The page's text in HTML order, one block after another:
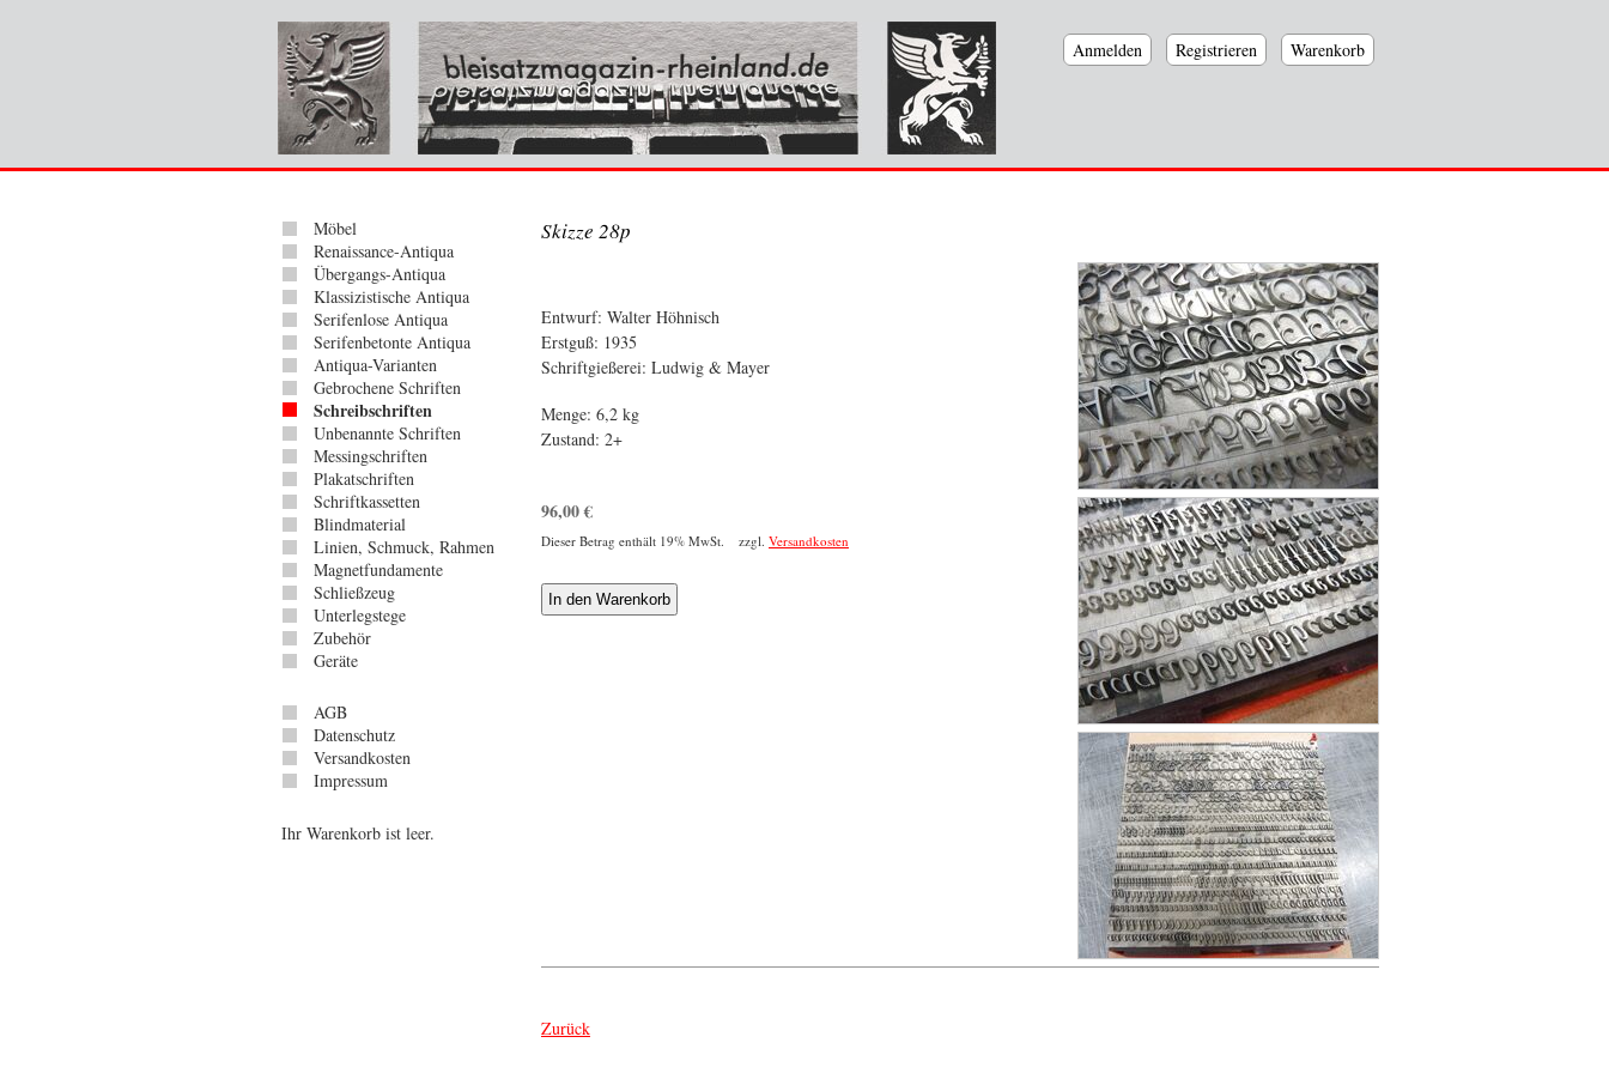
Anmelden Registrieren Warenkorb
Möbel
Renaissance-Antiqua
Übergangs-Antiqua
Klassizistische Antiqua
Serifenlose Antiqua
Serifenbetonte Antiqua
Antiqua-Varianten
Gebrochene Schriften
Schreibschriften
Unbenannte Schriften
Messingschriften
Plakatschriften
Schriftkassetten
Blindmaterial
Linien, Schmuck, Rahmen
Magnetfundamente
Schließzeug
Unterlegstege
Zubehör
Geräte
AGB
Datenschutz
Versandkosten
Impressum
Ihr Warenkorb ist leer.
Skizze 28p
Entwurf: Walter Höhnisch
Erstguß: 1935
Schriftgießerei: Ludwig & Mayer
Menge: 6,2 kg
Zustand: 2+
96,00€
Dieser Betrag enthält 19% MwSt. zzgl. Versandkosten
Zurück